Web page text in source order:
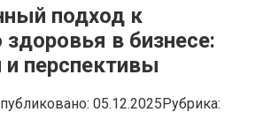
подход к
в бизнесе:
перспективы
05.12.2025Рубрика: